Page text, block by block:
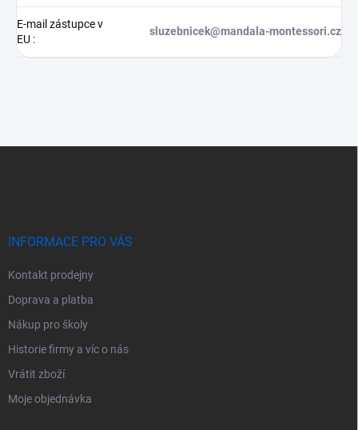
E-mail zástupce v
EU :
sluzebnicek@mandala-montessori.cz
INFORMACE PRO VÁS
Kontakt prodejny
Doprava a platba
Nákup pro školy
Historie firmy a víc o nás
Vrátit zboží
Moje objednávka